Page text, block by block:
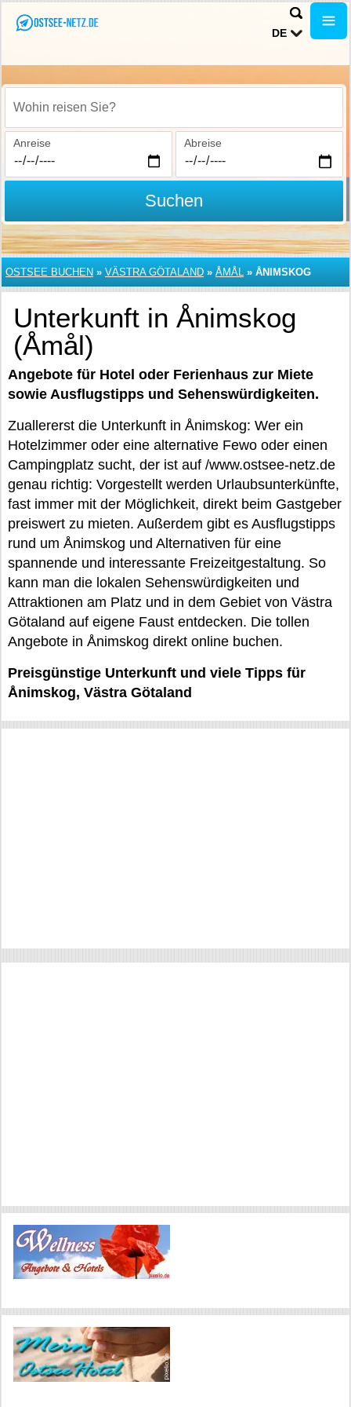
DE
Wohin reisen Sie?
Anreise Abreise
Suchen
OSTSEE BUCHEN » VÄSTRA GÖTALAND » ÅMÅL » ÅNIMSKOG
Unterkunft in Ånimskog
(Åmål)
Angebote für Hotel oder Ferienhaus zur Miete
sowie Ausflugstipps und Sehenswürdigkeiten.
Zuallererst die Unterkunft in Ånimskog: Wer ein
Hotelzimmer oder eine alternative Fewo oder einen
Campingplatz sucht, der ist auf /www.ostsee-netz.de
genau richtig: Vorgestellt werden Urlaubsunterkünfte,
fast immer mit der Möglichkeit, direkt beim Gastgeber
preiswert zu mieten. Außerdem gibt es Ausflugstipps
rund um Ånimskog und Alternativen für eine
spannende und interessante Freizeitgestaltung. So
kann man die lokalen Sehenswürdigkeiten und
Attraktionen am Platz und in dem Gebiet von Västra
Götaland auf eigene Faust entdecken. Die tollen
Angebote in Ånimskog direkt online buchen.
Preisgünstige Unterkunft und viele Tipps für
Ånimskog, Västra Götaland